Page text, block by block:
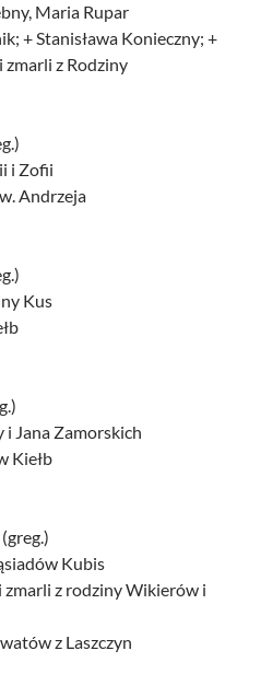
Maria Rupar
+ Stanisława Konieczny; +
zmarli z Rodziny
i Zofii
Andrzeja
Kus
i Jana Zamorskich
Kiełb
Kubis
zmarli z rodziny Wikierów i
z Laszczyn